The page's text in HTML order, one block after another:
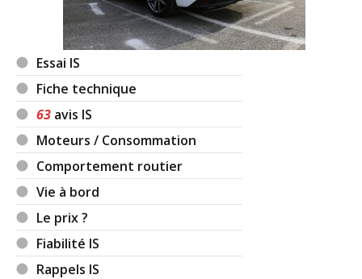
Essai IS
Fiche technique
63 avis IS
Moteurs / Consommation
Comportement routier
Vie à bord
Le prix ?
Fiabilité IS
Rappels IS